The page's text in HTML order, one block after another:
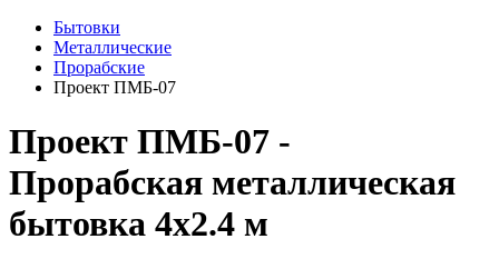
Бытовки
Металлические
Прорабские
Проект ПМБ-07
Проект ПМБ-07 -
Прорабская металлическая
бытовка 4х2.4 м